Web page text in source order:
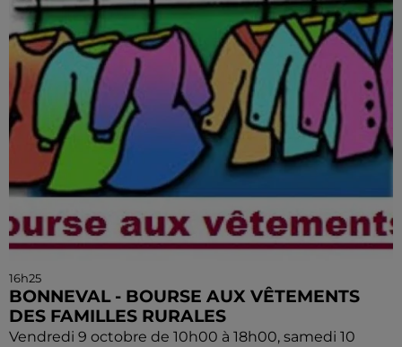
16h25
BONNEVAL - BOURSE AUX VÊTEMENTS
DES FAMILLES RURALES
Vendredi 9 octobre de 10h00 à 18h00, samedi 10